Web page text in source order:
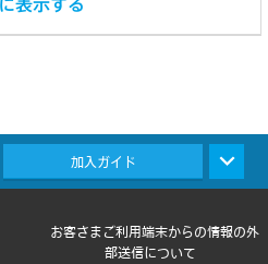
加入ガイド
お客さまご利用端末からの情報の外
部送信について